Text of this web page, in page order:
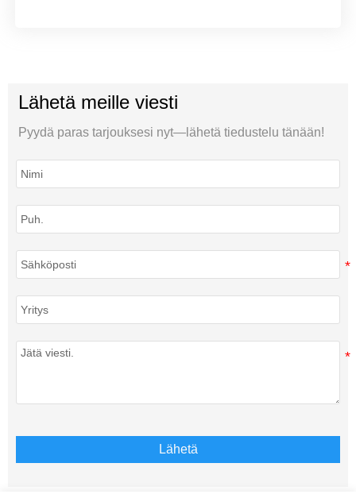
Lähetä meille viesti
Pyydä paras tarjouksesi nyt—lähetä tiedustelu tänään!
Lähetä